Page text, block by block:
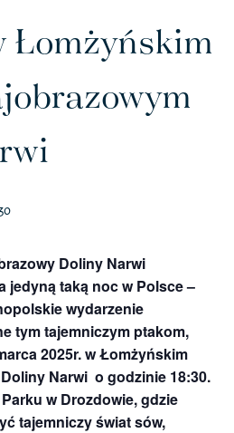
Łomżyńskim
Doliny Narwi
jedyną taką noc w Polsce –
wydarzenie
tym tajemniczym ptakom,
2025r. w Łomżyńskim
Narwi o godzinie 18:30.
w Drozdowie, gdzie
tajemniczy świat sów,